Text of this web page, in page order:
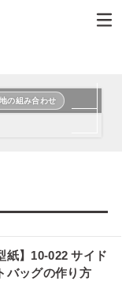
の組み合わせ
紙】10-022 サイド
バッグの作り方